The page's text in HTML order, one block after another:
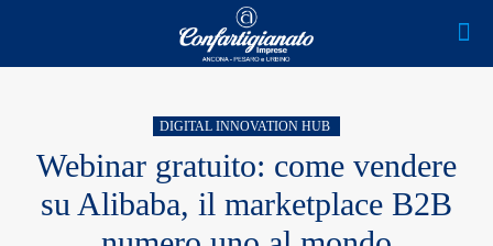
DIGITAL INNOVATION HUB
Webinar gratuito: come vendere
su Alibaba, il marketplace B2B